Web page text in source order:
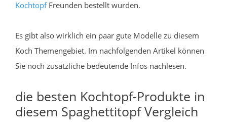
KochtopfFreunden bestellt wurden.
Es gibt also wirklich ein paar gute Modelle zu diesem
Koch Themengebiet. Im nachfolgenden Artikel können
Sie noch zusätzliche bedeutende Infos nachlesen.
die besten Kochtopf-Produkte in
diesem Spaghettitopf Vergleich